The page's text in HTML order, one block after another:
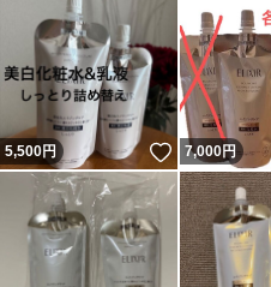
5,500円 いいね！
7,000円